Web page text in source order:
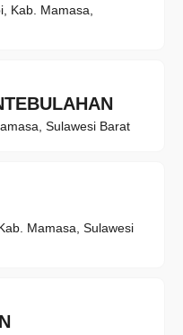
Kab. Mamasa,
Sulawesi Barat
Mamasa, Sulawesi